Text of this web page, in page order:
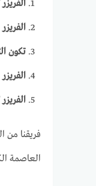
تكون
فريقنا من
العاصمة